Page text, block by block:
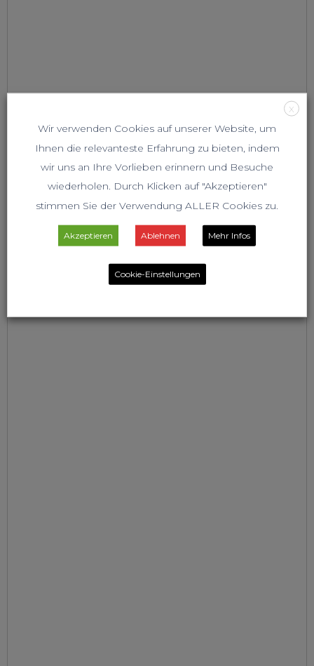
X
Wir verwenden Cookies auf unserer Website, um
Ihnen die relevanteste Erfahrung zu bieten, indem
wir uns an Ihre Vorlieben erinnern und Besuche
wiederholen. Durch Klicken auf "Akzeptieren"
stimmen Sie der Verwendung ALLER Cookies zu.
Akzeptieren Ablehnen Mehr Infos
Cookie-Einstellungen